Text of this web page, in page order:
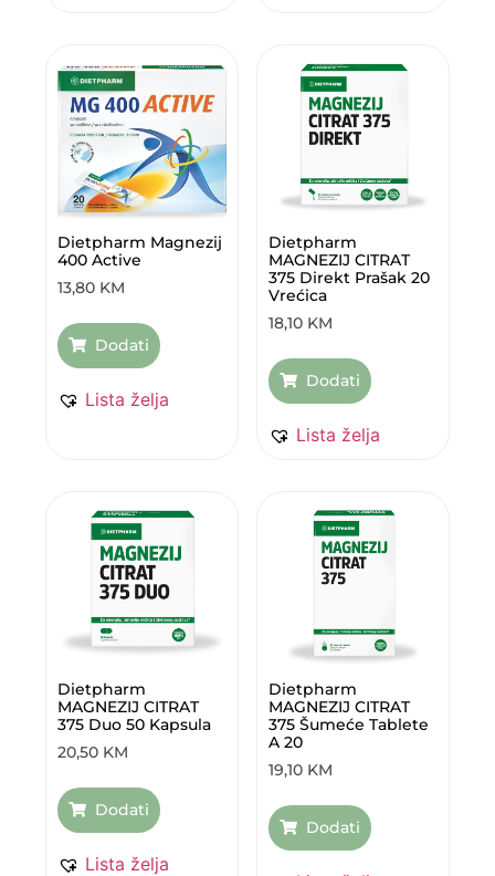
Dietpharm Magnezij
400 Active
13,80 KM
Dodati
Lista želja
Dietpharm
MAGNEZIJ CITRAT
375 Direkt Prašak 20
Vrećica
18,10 KM
Dodati
Lista želja
Dietpharm
MAGNEZIJ CITRAT
375 Duo 50 Kapsula
20,50 KM
Dodati
Lista želja
Dietpharm
MAGNEZIJ CITRAT
375 Šumeće Tablete
A 20
19,10 KM
Dodati